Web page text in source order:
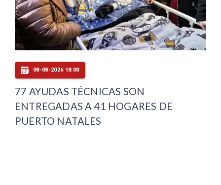
08-08-2026 18:00
77 AYUDAS TÉCNICAS SON
ENTREGADAS A 41 HOGARES DE
PUERTO NATALES